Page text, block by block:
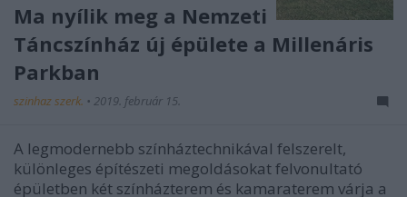
Ma nyílik meg a Nemzeti
Táncszínház új épülete a Millenáris
Parkban
szinhaz szerk. • 2019. február 15.
A legmodernebb színháztechnikával felszerelt,
különleges építészeti megoldásokat felvonultató
épületben két színházterem és kamaraterem várja a